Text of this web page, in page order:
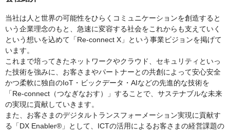
当社は人と世界の可能性をひらくコミュニケーションを創造すると
いう企業理念のもと、急速に変容する社会をこれからも支えていく
という想いを込めて「Re-connect X」という事業ビジョンを掲げて
います。
これまで培ってきたネットワークやクラウド、セキュリティといっ
た技術を強みに、お客さまやパートナーとの共創によって安心安全
かつ柔軟に独自のIoT・ビックデータ・AIなどの先進的な技術を
「Re-connect（つなぎなおす）」することで、サステナブルな未来
の実現に貢献していきます。
また、お客さまのデジタルトランスフォーメーション実現に貢献す
る「DX Enabler®」として、ICTの活用によるお客さまの経営課題の